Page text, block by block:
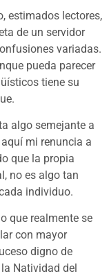
estimados lectores,
de un servidor
variadas.
pueda parecer
tiene su
algo semejante a
mi renuncia a
que la propia
no es algo tan
individuo.
que realmente se
con mayor
digno de
Natividad del